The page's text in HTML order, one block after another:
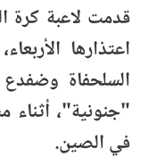
قدمت لاعبة كرة
اعتذارها
السلحفاة
"جنونية"،
في الصين.